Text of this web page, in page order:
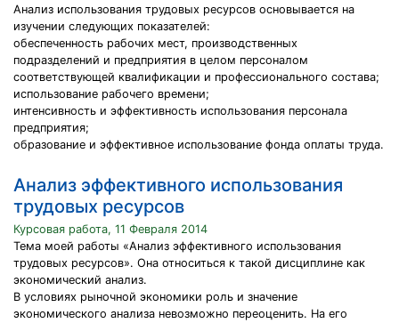
Анализ использования трудовых ресурсов основывается на
изучении следующих показателей:
обеспеченность рабочих мест, производственных
подразделений и предприятия в целом персоналом
соответствующей квалификации и профессионального состава;
использование рабочего времени;
интенсивность и эффективность использования персонала
предприятия;
образование и эффективное использование фонда оплаты труда.
Анализ эффективного использования
трудовых ресурсов
Курсовая работа, 11 Февраля 2014
Тема моей работы «Анализ эффективного использования
трудовых ресурсов». Она относиться к такой дисциплине как
экономический анализ.
В условиях рыночной экономики роль и значение
экономического анализа невозможно переоценить. На его